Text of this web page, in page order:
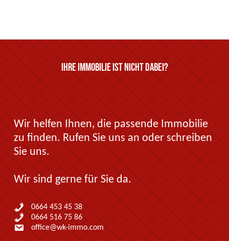
Ihre Immobilie ist nicht dabei?
Wir helfen Ihnen, die passende Immobilie
zu finden. Rufen Sie uns an oder schreiben
Sie uns.
Wir sind gerne für Sie da.
0664 453 45 38
0664 516 75 86
office@wk-immo.com